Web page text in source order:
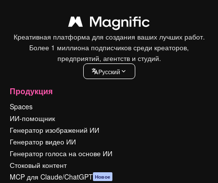
Креативная платформа для создания ваших лучших работ.
Более 1 миллиона подписчиков среди креаторов,
предприятий, агентств и студий.
Pусский
Продукция
Spaces
ИИ-помощник
Генератор изображений ИИ
Генератор видео ИИ
Генератор голоса на основе ИИ
Стоковый контент
MCP для Claude/ChatGPT Новое